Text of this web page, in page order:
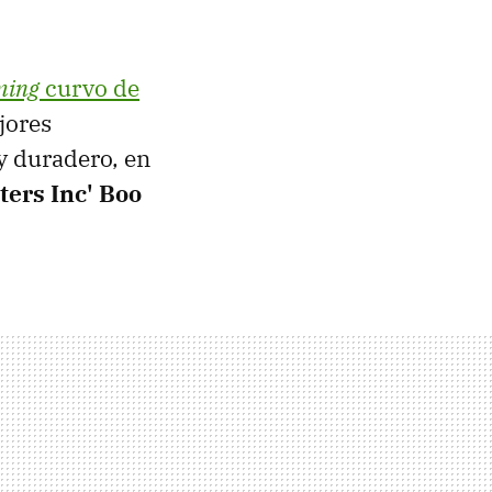
curvo de
duradero, en
Inc' Boo